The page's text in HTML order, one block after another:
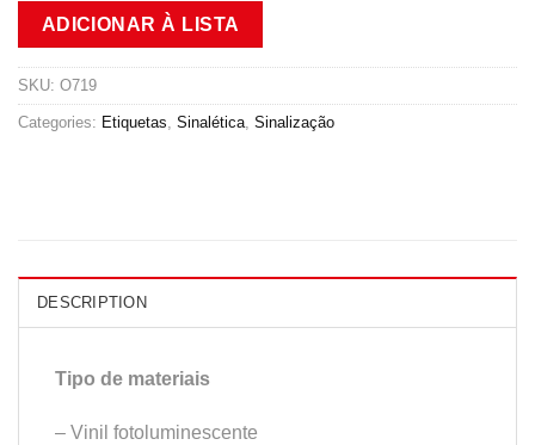
ADICIONAR À LISTA
SKU: O719
Categories: Etiquetas Sinalética Sinalização
DESCRIPTION
Tipo de materiais
– Vinil fotoluminescente